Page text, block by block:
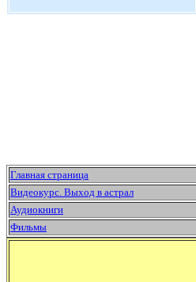
Главная страница
Видеокурс. Выход в астрал
Аудиокниги
Фильмы